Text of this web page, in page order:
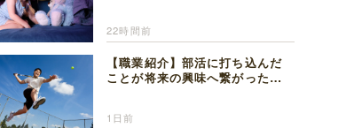
22時間前
【職業紹介】部活に打ち込んだ
ことが将来の興味へ繋がった。
1日前